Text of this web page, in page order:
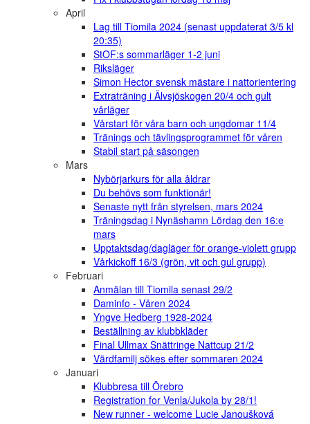
April
Lag till Tiomila 2024 (senast uppdaterat 3/5 kl
20:35)
StOF:s sommarläger 1-2 juni
Riksläger
Simon Hector svensk mästare i nattorientering
Extraträning i Älvsjöskogen 20/4 och gult
vårläger
Vårstart för våra barn och ungdomar 11/4
Tränings och tävlingsprogrammet för våren
Stabil start på säsongen
Mars
Nybörjarkurs för alla åldrar
Du behövs som funktionär!
Senaste nytt från styrelsen, mars 2024
Träningsdag i Nynäshamn Lördag den 16:e
mars
Upptaktsdag/dagläger för orange-violett grupp
Vårkickoff 16/3 (grön, vit och gul grupp)
Februari
Anmälan till Tiomila senast 29/2
Daminfo - Våren 2024
Yngve Hedberg 1928-2024
Beställning av klubbkläder
Final Ullmax Snättringe Nattcup 21/2
Värdfamilj sökes efter sommaren 2024
Januari
Klubbresa till Örebro
Registration for Venla/Jukola by 28/1!
New runner - welcome Lucie Janoušková